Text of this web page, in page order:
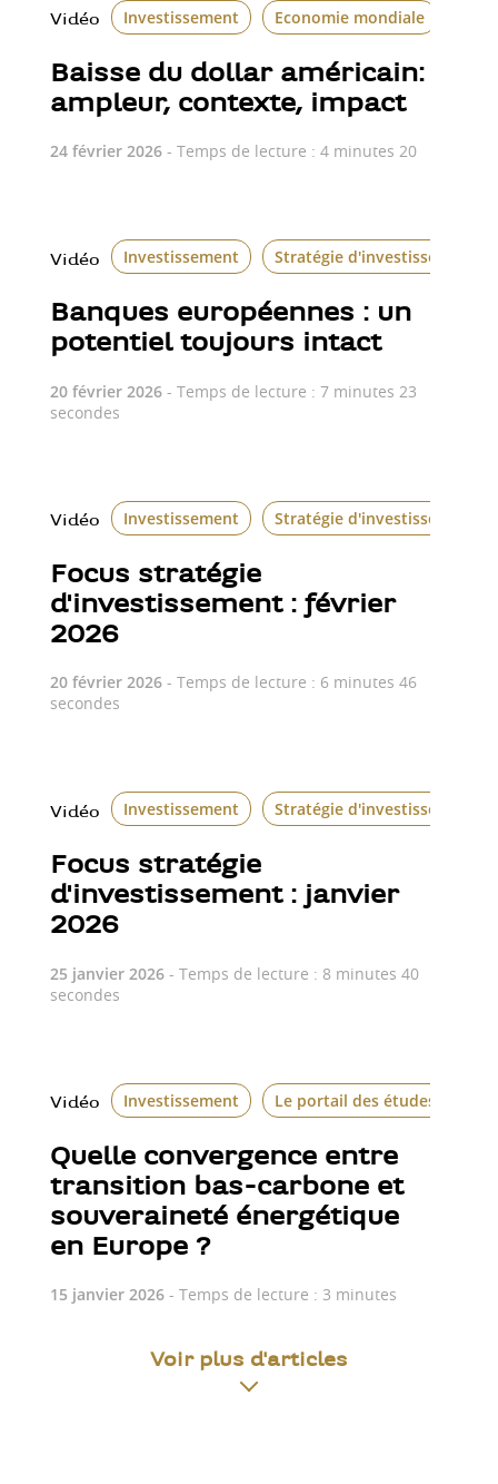
Vidéo Investissement Economie mondiale
Baisse du dollar américain:
ampleur, contexte, impact
24 février 2026- Temps de lecture : 4 minutes 20
Vidéo Investissement Stratégie d'investissement
Banques européennes : un
potentiel toujours intact
20 février 2026- Temps de lecture : 7 minutes 23
secondes
Vidéo Investissement Stratégie d'investissement
Focus stratégie
d'investissement : février
2026
20 février 2026- Temps de lecture : 6 minutes 46
secondes
Vidéo Investissement Stratégie d'investissement
Focus stratégie
d'investissement : janvier
2026
25 janvier 2026- Temps de lecture : 8 minutes 40
secondes
Vidéo Investissement Le portail des études
Quelle convergence entre
transition bas-carbone et
souveraineté énergétique
en Europe ?
15 janvier 2026- Temps de lecture : 3 minutes
Voir plus d'articles